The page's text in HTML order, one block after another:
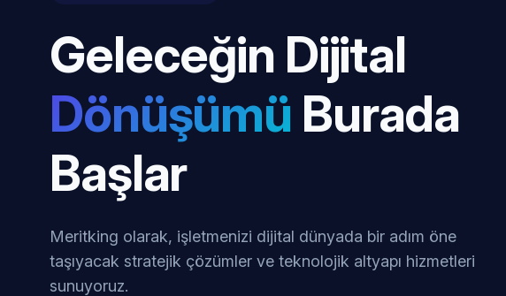
Geleceğin Dijital
Dönüşümü Burada
Başlar
Meritking olarak, işletmenizi dijital dünyada bir adım öne
taşıyacak stratejik çözümler ve teknolojik altyapı hizmetleri
sunuyoruz.